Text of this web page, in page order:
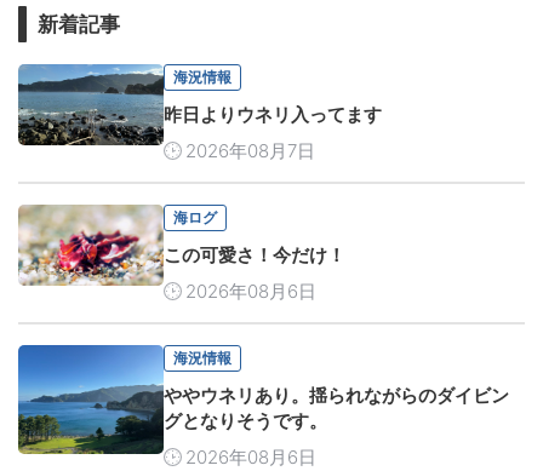
新着記事
海況情報
昨日よりウネリ入ってます
2026年08月7日
海ログ
この可愛さ！今だけ！
2026年08月6日
海況情報
ややウネリあり。揺られながらのダイビン
グとなりそうです。
2026年08月6日